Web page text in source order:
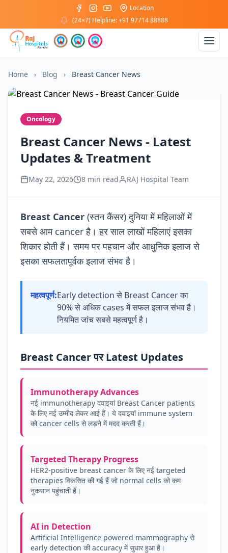
Location
(24×7) Helpline: +91 97714 88888
Home › Blog › Breast Cancer News
Oncology
Breast Cancer News - Latest
Updates & Treatment
May 22, 2026 8 min read RAJ Hospital Team
Breast Cancer (स्तन कैंसर) दुनिया में महिलाओं में
सबसे आम cancer है। हर साल लाखों महिलाएं इसका
शिकार होती हैं। समय पर पहचान और आधुनिक इलाज से
इसका सफलतापूर्वक इलाज संभव है।
महत्वपूर्ण:Early detection से Breast Cancer का
90% से अधिक cases में सफल इलाज संभव है।
नियमित जांच सबसे महत्वपूर्ण है।
Breast Cancer पर Latest Updates
Immunotherapy Advances
नई immunotherapy दवाइयां Breast Cancer patients
के लिए नई उम्मीद लेकर आई हैं। ये दवाइयां immune system
को cancer cells से लड़ने में मदद करती हैं।
Targeted Therapy Progress
HER2-positive breast cancer के लिए नई targeted
therapies विकसित की गई हैं जो normal cells को कम
नुकसान पहुंचाती हैं।
AI in Detection
Artificial Intelligence powered mammography से
early detection की accuracy में सुधार हुआ है।